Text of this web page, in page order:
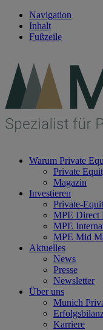
Navigation
Inhalt
Fußzeile
Warum Private
Private
Magazin
Investieren
Private-
MPE Direct
MPE
MPE Mid
Aktuelles
News
Presse
Newsletter
Über uns
Munich
Karriere